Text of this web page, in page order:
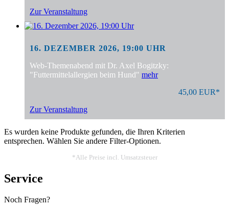
Zur Veranstaltung
16. DEZEMBER 2026, 19:00 UHR
Web-Themenabend mit Dr. Axel Bogitzky:
"Futtermittelallergien beim Hund" mehr
45,00 EUR*
Zur Veranstaltung
Es wurden keine Produkte gefunden, die Ihren Kriterien
entsprechen. Wählen Sie andere Filter-Optionen.
*Alle Preise incl. Umsatzsteuer
Service
Noch Fragen?